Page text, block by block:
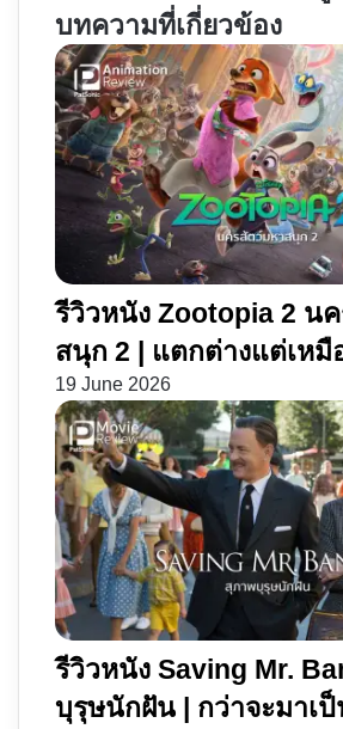
เทพ'
จินตนา
สูง
วิ่ง
สู้
ฟัด
บทความที่เกี่ยวข้อง
รีวิวหนัง Zootopia 2 น
สนุก 2 | แตกต่างแต่เห
19 June 2026
รีวิวหนัง Saving Mr.
บุรุษนักฝัน | กว่าจะมาเ